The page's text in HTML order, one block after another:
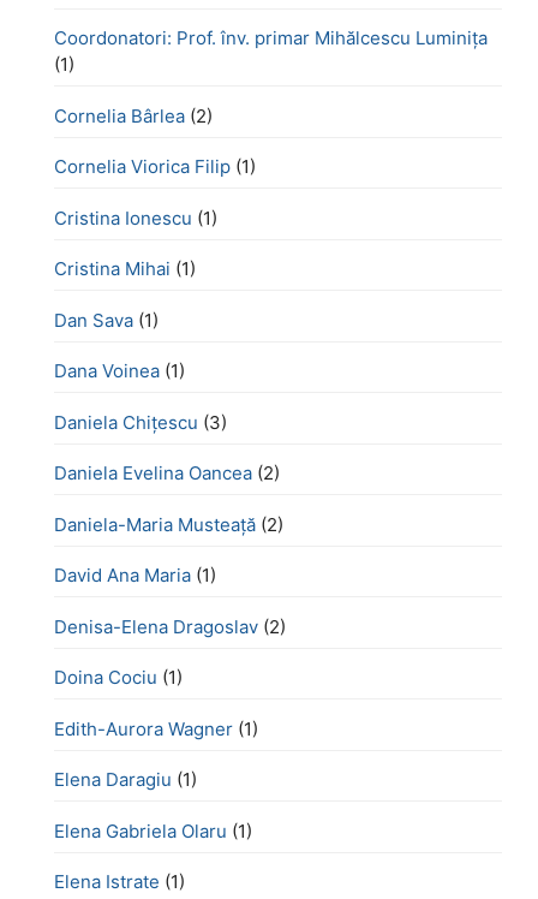
Coordonatori: Prof. înv. primar Mihălcescu Luminița
(1)
Cornelia Bârlea (2)
Cornelia Viorica Filip (1)
Cristina Ionescu (1)
Cristina Mihai (1)
Dan Sava (1)
Dana Voinea (1)
Daniela Chițescu (3)
Daniela Evelina Oancea (2)
Daniela-Maria Musteață (2)
David Ana Maria (1)
Denisa-Elena Dragoslav (2)
Doina Cociu (1)
Edith-Aurora Wagner (1)
Elena Daragiu (1)
Elena Gabriela Olaru (1)
Elena Istrate (1)